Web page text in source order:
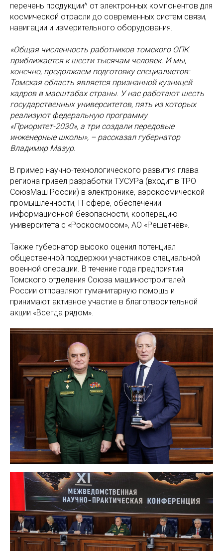
перечень продукции^ от электронных компонентов для
космической отрасли до современных систем связи,
навигации и измерительного оборудования.
«Общая численность работников томского ОПК
приближается к шести тысячам человек. И мы,
конечно, продолжаем подготовку специалистов:
Томская область является признанной кузницей
кадров в масштабах страны. У нас работают шесть
государственных университетов, пять из которых
реализуют федеральную программу
«Приоритет-2030», а три создали передовые
инженерные школы», – рассказал губернатор
Владимир Мазур.
В пример научно-технологического развития глава
региона привел разработки ТУСУРа (входит в ТРО
СоюзМаш России) в электронике, аэрокосмической
промышленности, IT-сфере, обеспечении
информационной безопасности, кооперацию
университета с «Роскосмосом», АО «Решетнёв».
Также губернатор высоко оценил потенциал
общественной поддержки участников специальной
военной операции. В течение года предприятия
Томского отделения Союза машиностроителей
России отправляют гуманитарную помощь и
принимают активное участие в благотворительной
акции «Всегда рядом».